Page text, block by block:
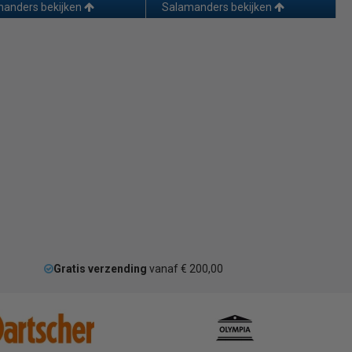
bekijken Salamanders bekijken
Gratis verzending vanaf € 200,00